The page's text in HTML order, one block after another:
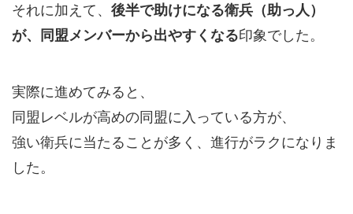
それに加えて、 後半で助けになる衛兵（助っ人）
が、同盟メンバーから出やすくなる印象でした。
実際に進めてみると、
同盟レベルが高めの同盟に入っている方が、
強い衛兵に当たることが多く、進行がラクになりま
した。